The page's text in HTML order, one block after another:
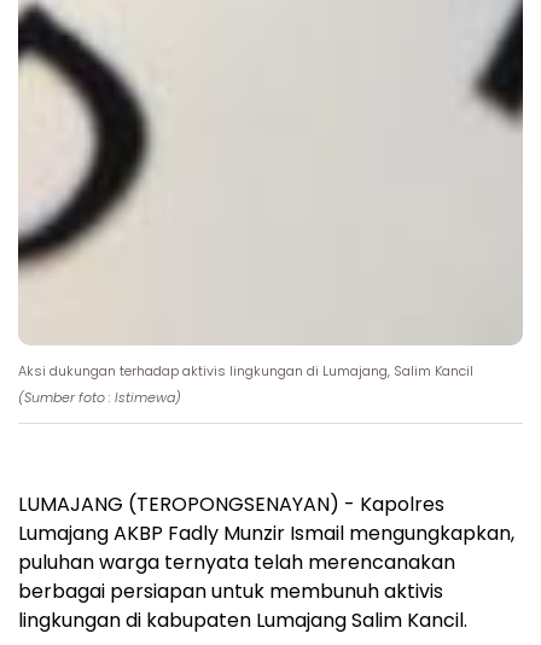
Aksi dukungan terhadap aktivis lingkungan di Lumajang, Salim Kancil
(Sumber foto : Istimewa)
LUMAJANG (TEROPONGSENAYAN) - Kapolres
Lumajang AKBP Fadly Munzir Ismail mengungkapkan,
puluhan warga ternyata telah merencanakan
berbagai persiapan untuk membunuh aktivis
lingkungan di kabupaten Lumajang Salim Kancil.